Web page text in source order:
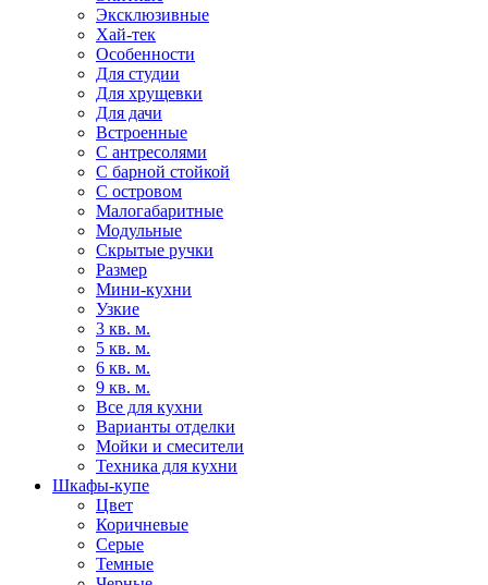
Эксклюзивные
Хай-тек
Особенности
Для студии
Для хрущевки
Для дачи
Встроенные
С антресолями
С барной стойкой
С островом
Малогабаритные
Модульные
Скрытые ручки
Размер
Мини-кухни
Узкие
3 кв. м.
5 кв. м.
6 кв. м.
9 кв. м.
Все для кухни
Варианты отделки
Мойки и смесители
Техника для кухни
Шкафы-купе
Цвет
Коричневые
Серые
Темные